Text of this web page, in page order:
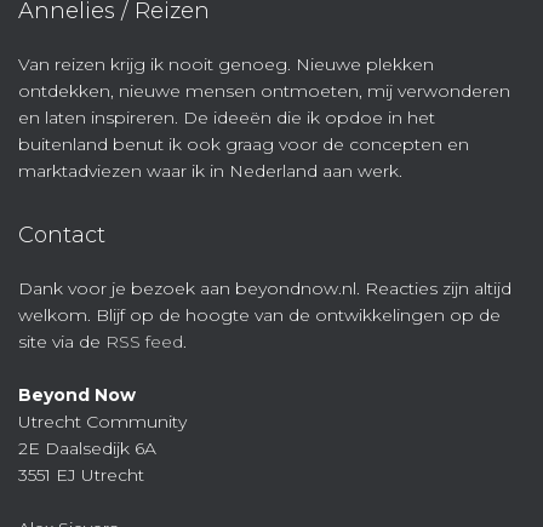
Annelies / Reizen
Van reizen krijg ik nooit genoeg. Nieuwe plekken
ontdekken, nieuwe mensen ontmoeten, mij verwonderen
en laten inspireren. De ideeën die ik opdoe in het
buitenland benut ik ook graag voor de concepten en
marktadviezen waar ik in Nederland aan werk.
Contact
Dank voor je bezoek aan beyondnow.nl. Reacties zijn altijd
welkom. Blijf op de hoogte van de ontwikkelingen op de
site via de RSS feed.
Beyond Now
Utrecht Community
2E Daalsedijk 6A
3551 EJ Utrecht